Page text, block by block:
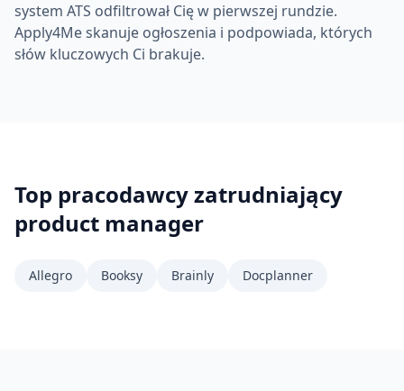
system ATS odfiltrował Cię w pierwszej rundzie.
Apply4Me skanuje ogłoszenia i podpowiada, których
słów kluczowych Ci brakuje.
Top pracodawcy zatrudniający
product manager
Allegro Booksy Brainly Docplanner